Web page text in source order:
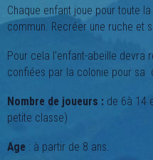
Chaque enfant joue pour toute
commun. Recréer une ruche et
Pour cela l’enfant-abeille devra
confiées par la colonie pour sa
Nombre de joueurs : de 6à 14
petite classe)
Age : à partir de 8 ans.